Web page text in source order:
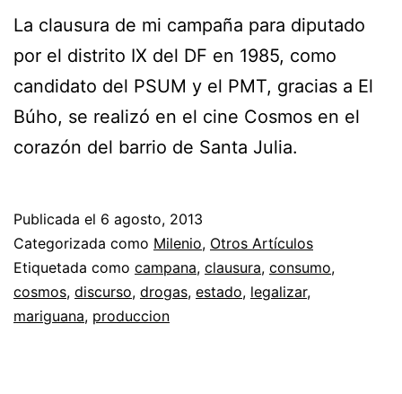
La clausura de mi campaña para diputado
por el distrito IX del DF en 1985, como
candidato del PSUM y el PMT, gracias a El
Búho, se realizó en el cine Cosmos en el
corazón del barrio de Santa Julia.
Publicada el 6 agosto, 2013
Categorizada como Milenio, Otros Artículos
Etiquetada como campana, clausura, consumo,
cosmos, discurso, drogas, estado, legalizar,
mariguana, produccion